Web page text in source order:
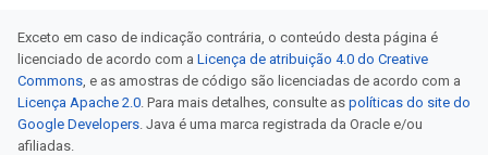
Exceto em caso de indicação contrária, o conteúdo desta página é
licenciado de acordo com a Licença de atribuição 4.0 do Creative
Commons, e as amostras de código são licenciadas de acordo com a
Licença Apache 2.0. Para mais detalhes, consulte as políticas do site do
Google Developers. Java é uma marca registrada da Oracle e/ou
afiliadas.